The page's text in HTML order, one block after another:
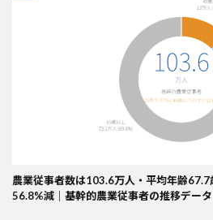
農業従事者数は103.6万人・平均年齢
56.8%減｜基幹的農業従事者の推移データ